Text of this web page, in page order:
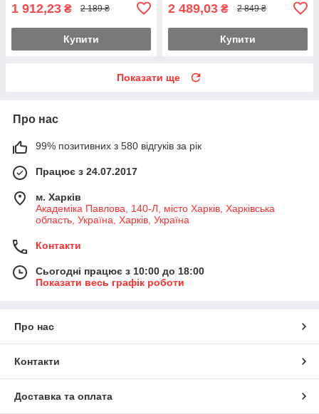
1 912,23 ₴ 2 189 ₴
Купити
2 489,03 ₴ 2 849 ₴
Купити
Показати ще
Про нас
99% позитивних з 580 відгуків за рік
Працює з 24.07.2017
м. Харків
Академіка Павлова, 140-Л, місто Харків, Харківська
область, Україна, Харків, Україна
Контакти
Сьогодні працює з 10:00 до 18:00
Показати весь графік роботи
Про нас
Контакти
Доставка та оплата